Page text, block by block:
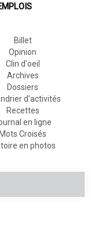
Billet
Opinion
Clin d'oeil
Archives
Dossiers
d'activités
Recettes
en ligne
Mots Croisés
en photos